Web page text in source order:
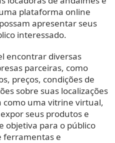
plataforma online
apresentar seus
interessado.
encontrar diversas
parceiras, como
preços, condições de
sobre suas localizações
como uma vitrine virtual,
seus produtos e
objetiva para o público
ferramentas e